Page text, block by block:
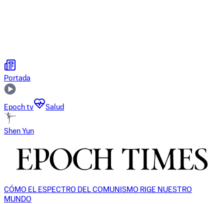
Portada
Epoch tv Salud
Shen Yun
CÓMO EL ESPECTRO DEL COMUNISMO RIGE NUESTRO
MUNDO